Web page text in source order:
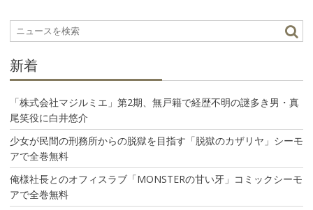
ョ
ン
新着
「株式会社マジルミエ」第2期、無戸籍で経歴不明の謎多き男・真
尾笑役に白井悠介
少女が民間の刑務所からの脱獄を目指す「脱獄のカザリヤ」シーモ
アで全巻無料
俺様社長とのオフィスラブ「MONSTERの甘い牙」コミックシーモ
アで全巻無料